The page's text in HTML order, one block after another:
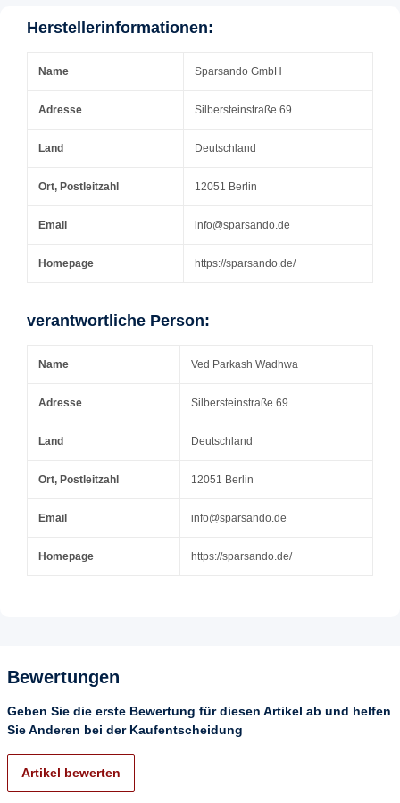
Herstellerinformationen:
Name Sparsando GmbH
Adresse Silbersteinstraße 69
Land Deutschland
Ort, Postleitzahl 12051 Berlin
Email info@sparsando.de
Homepage https://sparsando.de/
verantwortliche Person:
Name Ved Parkash Wadhwa
Adresse Silbersteinstraße 69
Land Deutschland
Ort, Postleitzahl 12051 Berlin
Email info@sparsando.de
Homepage https://sparsando.de/
Bewertungen
Geben Sie die erste Bewertung für diesen Artikel ab und helfen
Sie Anderen bei der Kaufentscheidung
Artikel bewerten